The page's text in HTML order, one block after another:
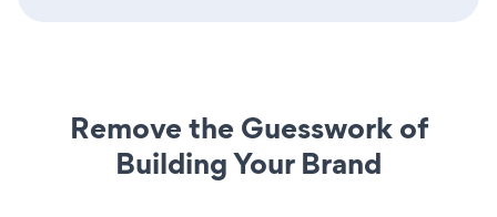
Remove the Guesswork of
Building Your Brand